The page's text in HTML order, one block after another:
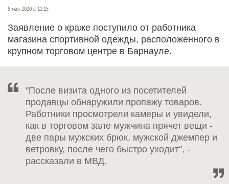
5 мая 2020 в 11:15
Заявление о краже поступило от работника
магазина спортивной одежды, расположенного в
крупном торговом центре в Барнауле.
"После визита одного из посетителей
продавцы обнаружили пропажу товаров.
Работники просмотрели камеры и увидели,
как в торговом зале мужчина прячет вещи -
две пары мужских брюк, мужской джемпер и
ветровку, после чего быстро уходит", -
рассказали в МВД.